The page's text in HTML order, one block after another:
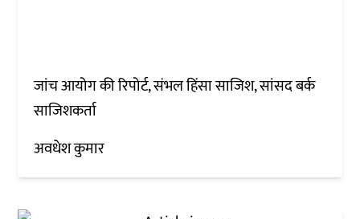
जांच आयोग की रिपोर्ट, संभल हिंसा साजिश, सांसद बर्क
साजिशकर्ता
अवधेश कुमार